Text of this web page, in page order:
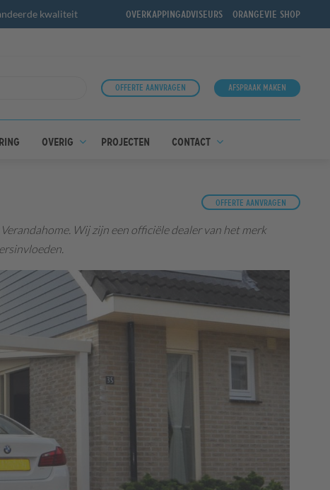
kwaliteit Overkappingadviseurs OrangeVie shop
Offerte aanvragen Afspraak maken
Overig Projecten Contact
Offerte aanvragen
Wij zijn een officiële dealer van het merk